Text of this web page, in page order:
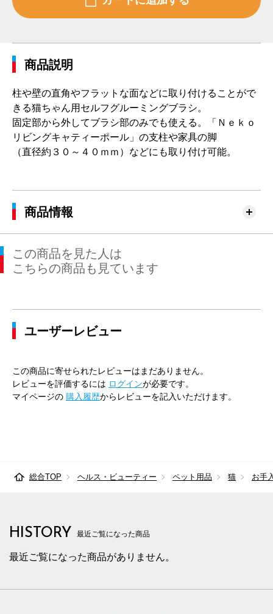
商品説明
柱や壁の直角やフラットな面などに取り付けることがで
きる猫ちゃん用セルフグルーミングブラシ。
固定部から外してブラシ部のみでも使える。「Ｎｅｋｏ
リビングキャティーポール」の支柱や家具の脚
（直径約３０～４０ｍｍ）などにも取り付け可能。
商品情報
この商品を見た人は
こちらの商品も見ています
ユーザーレビュー
この商品に寄せられたレビューはまだありません。
レビューを評価するには ログインが必要です。
マイページの 購入履歴からレビューを記入いただけます。
総合TOP ヘルス・ビューティー ペット用品 猫 お手
HISTORY 最近ご覧になった商品
最近ご覧になった商品がありません。